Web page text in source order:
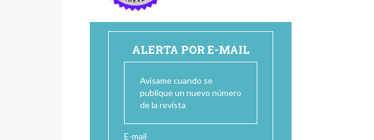
ALERTA POR E-MAIL
Avísame cuando se
publique un nuevo número
de la revista